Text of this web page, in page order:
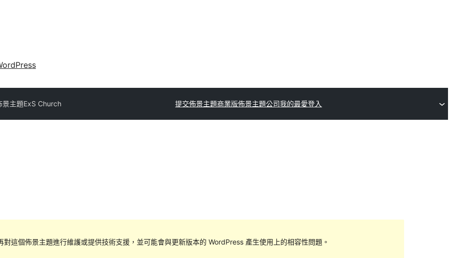
景主題ExS Church 提交佈景主題商業版佈景主題公司我的最愛登入
對這個佈景主題進行維護或提供技術支援，並可能會與更新版本的 WordPress 產生使用上的相容性問題。